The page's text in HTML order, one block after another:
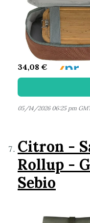
34,08 €
05/14/2026 06:25 pm
Citron -
Rollup -
Sebio